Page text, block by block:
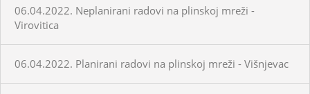
06.04.2022. Neplanirani radovi na plinskoj mreži -
Virovitica
06.04.2022. Planirani radovi na plinskoj mreži - Višnjevac